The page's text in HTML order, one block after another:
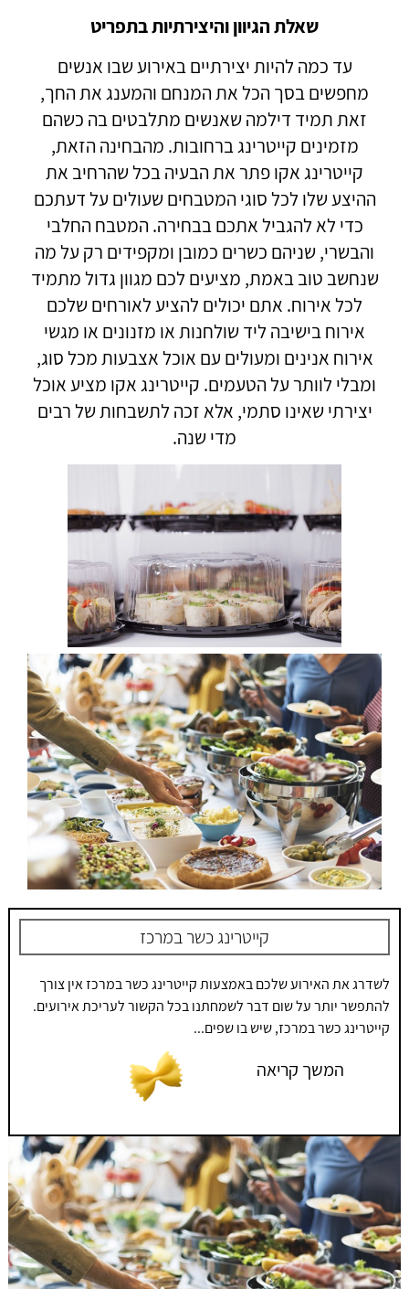
שאלת הגיוון והיצירתיות בתפריט
עד כמה להיות יצירתיים באירוע שבו אנשים
מחפשים בסך הכל את המנחם והמענג את החך,
זאת תמיד דילמה שאנשים מתלבטים בה כשהם
מזמינים קייטרינג ברחובות. מהבחינה הזאת,
קייטרינג אקו פתר את הבעיה בכל שהרחיב את
ההיצע שלו לכל סוגי המטבחים שעולים על דעתכם
כדי לא להגביל אתכם בבחירה. המטבח החלבי
והבשרי, שניהם כשרים כמובן ומקפידים רק על מה
שנחשב טוב באמת, מציעים לכם מגוון גדול מתמיד
לכל אירוח. אתם יכולים להציע לאורחים שלכם
אירוח בישיבה ליד שולחנות או מזנונים או מגשי
אירוח אנינים ומעולים עם אוכל אצבעות מכל סוג,
ומבלי לוותר על הטעמים. קייטרינג אקו מציע אוכל
יצירתי שאינו סתמי, אלא זכה לתשבחות של רבים
מדי שנה.
קייטרינג כשר במרכז
לשדרג את האירוע שלכם באמצעות קייטרינג כשר במרכז אין צורך
להתפשר יותר על שום דבר לשמחתנו בכל הקשור לעריכת אירועים.
קייטרינג כשר במרכז, שיש בו שפים...
המשך קריאה